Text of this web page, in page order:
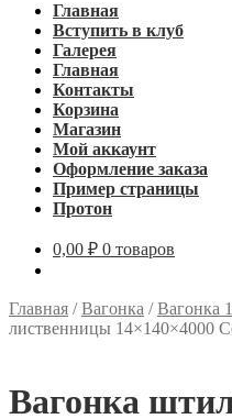
Главная
Вступить в клуб
Галерея
Главная
Контакты
Корзина
Магазин
Мой аккаунт
Оформление заказа
Пример страницы
Протон
0,00 ₽ 0 товаров
Главная /Вагонка /Вагонка
лиственницы 14×140×4000
Вагонка